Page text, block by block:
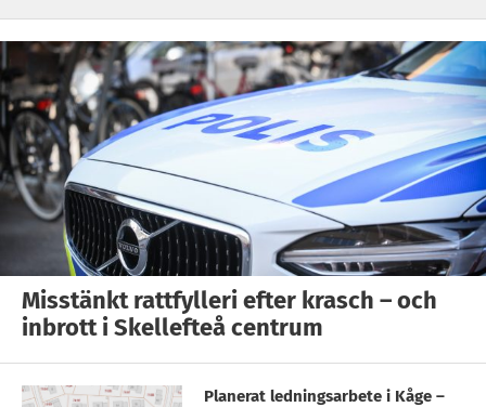
Misstänkt rattfylleri efter krasch – och
inbrott i Skellefteå centrum
Planerat ledningsarbete i Kåge –